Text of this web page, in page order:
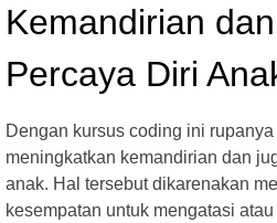
Kemandirian
Percaya Diri
Dengan kursus coding ini
meningkatkan kemandirian dan
anak. Hal tersebut dikarenakan
kesempatan untuk mengatasi